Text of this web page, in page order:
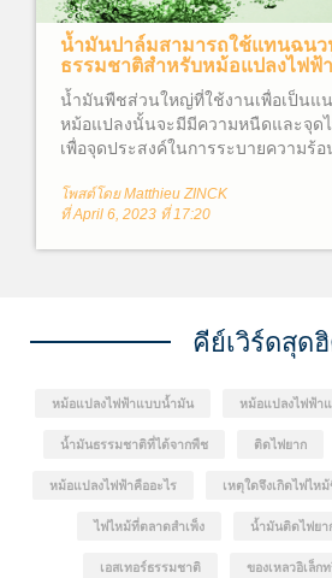
น้ำมันปาล์มสามารถใช้แทนฉนว
ธรรมชาติสำหรับหม้อแปลงไฟฟ้
น้ำมันพืชส่วนใหญ่ที่ใช้งานเพื่อเป็นแ
หม้อแปลงนั้นจะมีมีความหนืดและจุดไ
เพื่อจุดประสงค์ในการระบายความ
อิ่มตัวเป็นส่วนใหญ่ ได้แก่ โอเลอิก (พั
ลิโนเลอิก (พันธะคู่ C=C 2 พันธะ) แ
โพสต์โดย Matthieu ZINCK
ที่ April 6, 2023 ที่ 17:20
คีย์เวิร์ดสุด
หม้อแปลงไฟฟ้าแบบน้ำมัน หม้อแปลงไฟฟ้า
น้ำมันธรรมชาติที่ได้จากพืช ติดไฟยาก
หม้อแปลงไฟฟ้าคืออะไร เหตุใดจึงเกิดไฟไห
ไฟไหม้ที่ตลาดสำเพ็ง น้ำมันติดไฟยา
เอสเทอร์ธรรมชาติ ของเหลวอิเล็ก